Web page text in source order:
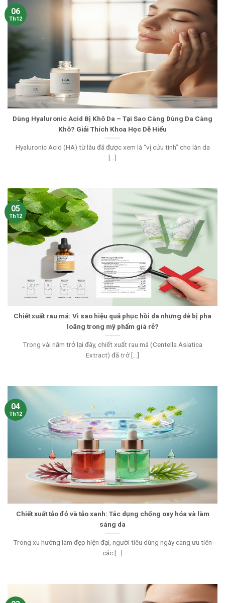
Dùng Hyaluronic Acid Bị Khô Da – Tại Sao Càng Dùng Da Càng
Khô? Giải Thích Khoa Học Dễ Hiểu
Hyaluronic Acid (HA) từ lâu đã được xem là “vị cứu tinh” cho làn da
[...]
06
Th12
Chiết xuất rau má: Vì sao hiệu quả phục hồi da nhưng dễ bị pha
loãng trong mỹ phẩm giá rẻ?
Trong vài năm trở lại đây, chiết xuất rau má (Centella Asiatica
Extract) đã trở [...]
05
Th12
Chiết xuất tảo đỏ và tảo xanh: Tác dụng chống oxy hóa và làm
sáng da
Trong xu hướng làm đẹp hiện đại, người tiêu dùng ngày càng ưu tiên
các [...]
04
Th12